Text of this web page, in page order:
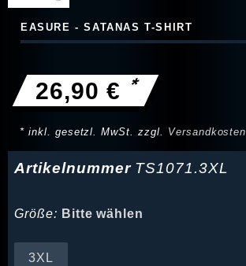
EASURE - SATANAS T-SHIRT
26,90 € *
* inkl. gesetzl. MwSt. zzgl. Versandkosten
Artikelnummer TS1071.3XL
Größe: Bitte wählen
3XL